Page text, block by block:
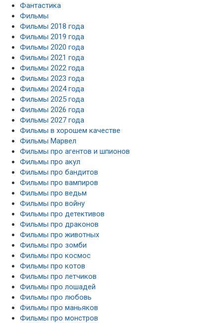
Фантастика
Фильмы
Фильмы 2018 года
Фильмы 2019 года
Фильмы 2020 года
Фильмы 2021 года
Фильмы 2022 года
Фильмы 2023 года
Фильмы 2024 года
Фильмы 2025 года
Фильмы 2026 года
Фильмы 2027 года
Фильмы в хорошем качестве
Фильмы Марвел
Фильмы про агентов и шпионов
Фильмы про акул
Фильмы про бандитов
Фильмы про вампиров
Фильмы про ведьм
Фильмы про войну
Фильмы про детективов
Фильмы про драконов
Фильмы про животных
Фильмы про зомби
Фильмы про космос
Фильмы про котов
Фильмы про летчиков
Фильмы про лошадей
Фильмы про любовь
Фильмы про маньяков
Фильмы про монстров